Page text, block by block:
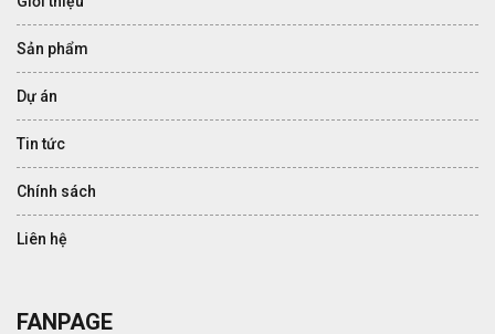
Sản phẩm
Dự án
Tin tức
Chính sách
Liên hệ
FANPAGE